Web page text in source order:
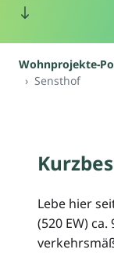
Wohnprojekte-
Sensthof
Lebe hier
(520 EW)